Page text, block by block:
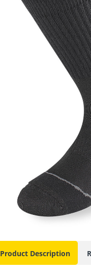
Product Description